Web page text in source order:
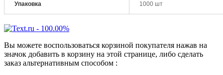
Упаковка 1000 шт
Вы можете воспользоваться корзиной покупателя нажав на
значок добавить в корзину на этой странице, либо сделать
заказ альтернативным способом :